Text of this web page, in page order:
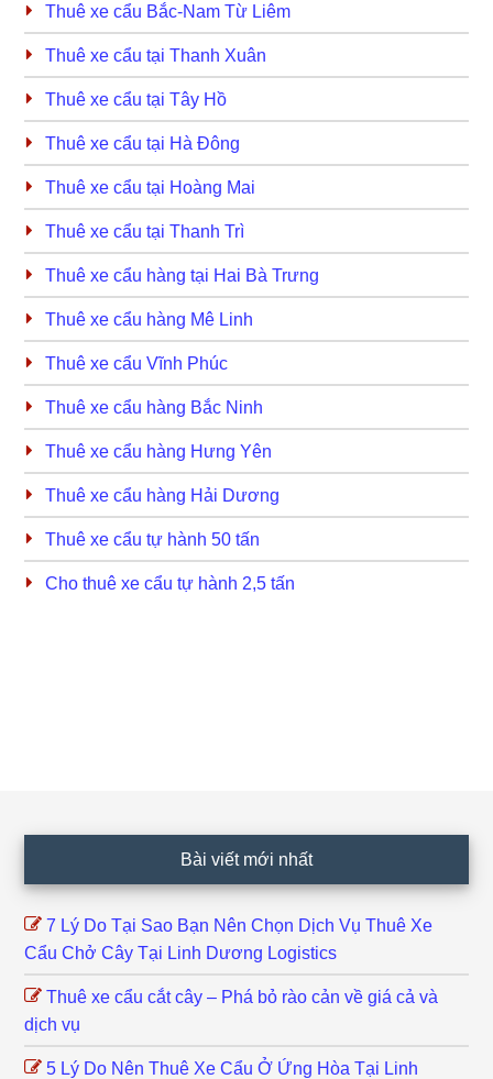
Thuê xe cẩu Bắc-Nam Từ Liêm
Thuê xe cẩu tại Thanh Xuân
Thuê xe cẩu tại Tây Hồ
Thuê xe cẩu tại Hà Đông
Thuê xe cẩu tại Hoàng Mai
Thuê xe cẩu tại Thanh Trì
Thuê xe cẩu hàng tại Hai Bà Trưng
Thuê xe cẩu hàng Mê Linh
Thuê xe cẩu Vĩnh Phúc
Thuê xe cẩu hàng Bắc Ninh
Thuê xe cẩu hàng Hưng Yên
Thuê xe cẩu hàng Hải Dương
Thuê xe cẩu tự hành 50 tấn
Cho thuê xe cẩu tự hành 2,5 tấn
Bài viết mới nhất
7 Lý Do Tại Sao Bạn Nên Chọn Dịch Vụ Thuê Xe
Cẩu Chở Cây Tại Linh Dương Logistics
Thuê xe cẩu cắt cây – Phá bỏ rào cản về giá cả và
dịch vụ
5 Lý Do Nên Thuê Xe Cẩu Ở Ứng Hòa Tại Linh